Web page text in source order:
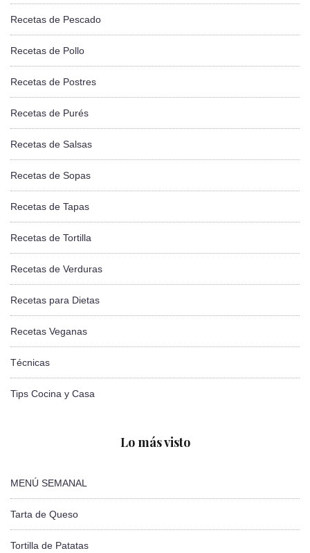
Recetas de Pescado
Recetas de Pollo
Recetas de Postres
Recetas de Purés
Recetas de Salsas
Recetas de Sopas
Recetas de Tapas
Recetas de Tortilla
Recetas de Verduras
Recetas para Dietas
Recetas Veganas
Técnicas
Tips Cocina y Casa
Lo más visto
MENÚ SEMANAL
Tarta de Queso
Tortilla de Patatas